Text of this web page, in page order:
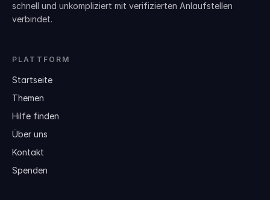
schnell und unkompliziert mit verifizierten Anlaufstellen
verbindet.
PLATTFORM
Startseite
Themen
Hilfe finden
Über uns
Kontakt
Spenden